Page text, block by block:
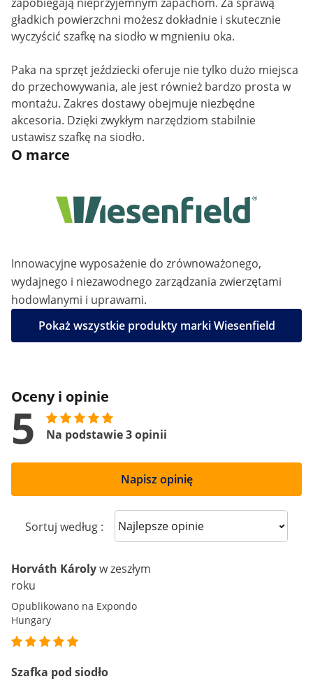
gładkich powierzchni możesz dokładnie i skutecznie
wyczyścić szafkę na siodło w mgnieniu oka.
Paka na sprzęt jeździecki oferuje nie tylko dużo miejsca
do przechowywania, ale jest również bardzo prosta w
montażu. Zakres dostawy obejmuje niezbędne
akcesoria. Dzięki zwykłym narzędziom stabilnie
ustawisz szafkę na siodło.
O marce
Innowacyjne wyposażenie do zrównoważonego,
wydajnego i niezawodnego zarządzania zwierzętami
hodowlanymi i uprawami.
Pokaż wszystkie produkty marki Wiesenfield
Oceny i opinie
5 Na podstawie 3 opinii
Napisz opinię
Sortuj według : Sort reviews
Horváth Károlyw zeszłym
roku
Opublikowano na Expondo
Hungary
Szafka pod siodło